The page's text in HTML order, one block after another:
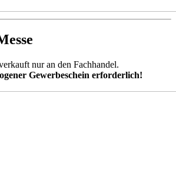
nur an den Fachhandel.
Gewerbeschein erforderlich!